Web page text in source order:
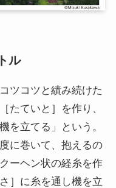
ル
ツコツと績み続けた
たていと］を作り、
を立てる」という。
に巻いて、抱えるの
ーヘン状の経糸を作
］に糸を通し機を立